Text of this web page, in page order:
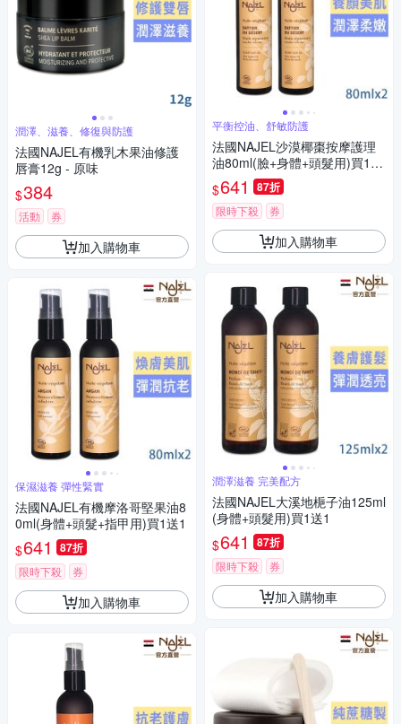
潤澤、滋養、修復與防護
法國NAJEL有機乳木果油修護
唇膏12g - 原味
$384
活動 券
加入購物車
保濕滋養 彈性緊實
法國NAJEL有機摩洛哥堅果油8
0ml(身體+頭髮+指甲用)買1送1
$641 87折
限時下殺 券
加入購物車
平衡控油、舒敏防護
法國NAJEL沙漠椰棗按摩護理
油80ml(臉+身體+頭髮用)買1送
$641 87折
限時下殺 券
加入購物車
潤澤滋養 完美配方
法國NAJEL大溪地梔子油125ml
(身體+頭髮用)買1送1
$641 87折
限時下殺 券
加入購物車